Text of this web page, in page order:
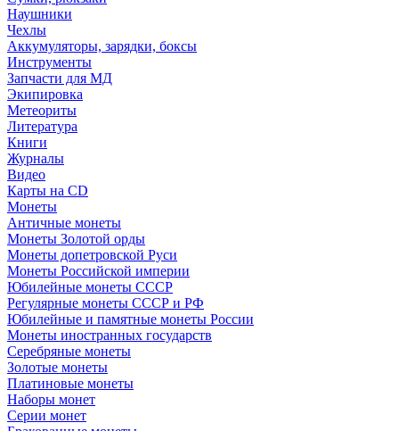
Наушники
Чехлы
Аккумуляторы, зарядки, боксы
Инструменты
Запчасти для МД
Экипировка
Метеориты
Литература
Книги
Журналы
Видео
Карты на CD
Монеты
Античные монеты
Монеты Золотой орды
Монеты допетровской Руси
Монеты Российской империи
Юбилейные монеты СССР
Регулярные монеты СССР и РФ
Юбилейные и памятные монеты России
Монеты иностранных государств
Серебряные монеты
Золотые монеты
Платиновые монеты
Наборы монет
Серии монет